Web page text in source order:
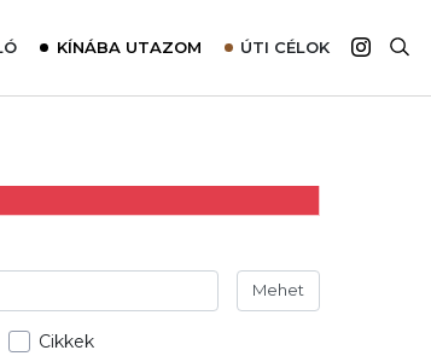
– CitySIM kártya a világutazóknak
KÍNÁBA UTAZOM ÚTI CÉLOK
Afrika
Mehet
Cikkek